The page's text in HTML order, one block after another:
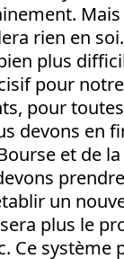
rien en
plus
pour
pour
devons en
et de la
un
plus le
Ce système